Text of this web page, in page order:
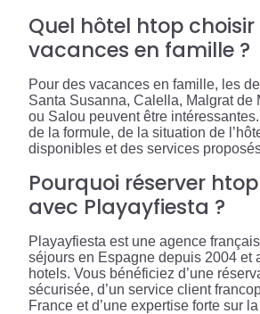
Quel hôtel htop
vacances en famille ?
Pour des vacances en famille, les
Santa Susanna, Calella, Malgrat de
ou Salou peuvent être
de la formule, de la situation de
disponibles et des services
Pourquoi réserver
avec Playayfiesta ?
Playayfiesta est une agence
séjours en Espagne depuis 2004 et
hotels. Vous bénéficiez d’une
sécurisée, d’un service client
France et d’une expertise forte sur